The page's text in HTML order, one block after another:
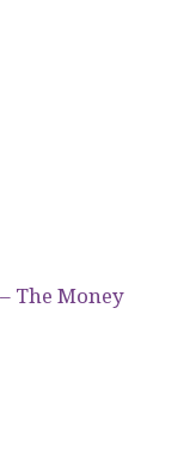
The Money